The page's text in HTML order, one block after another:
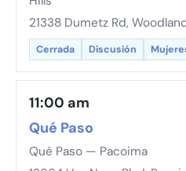
21338 Dumetz Rd,
Cerrada Discusión
11:00 am
Qué Paso
Qué Paso — Pacoima